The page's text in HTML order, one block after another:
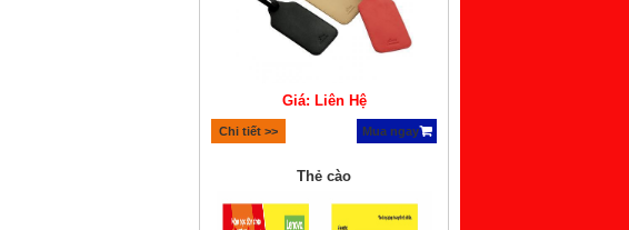
Giá: Liên Hệ
Chi tiết >> Mua ngay
Thẻ cào